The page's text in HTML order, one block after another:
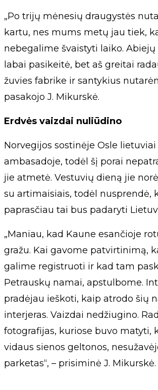
„Po trijų mėnesių draugystės
kartu, nes mums metų jau tiek,
nebegalime švaistyti laiko.
labai pasikeitė, bet aš greitai
žuvies fabrike ir santykius
pasakojo J. Mikurskė.
Erdvės vaizdai nuliūdino
Norvegijos sostinėje Osle
ambasadoje, todėl šį porai
jie atmetė. Vestuvių dieną jie
su artimaisiais, todėl nusprendė,
paprasčiau tai bus padaryti
„Maniau, kad Kaune esančioje
gražu. Kai gavome patvirtinimą,
galime registruoti ir kad tam
Petrauskų namai, apstulbome.
pradėjau ieškoti, kaip atrodo šių
interjeras. Vaizdai nedžiugino.
fotografijas, kuriose buvo matyti,
vidaus sienos geltonos,
parketas“, – prisiminė J. Mikurskė.